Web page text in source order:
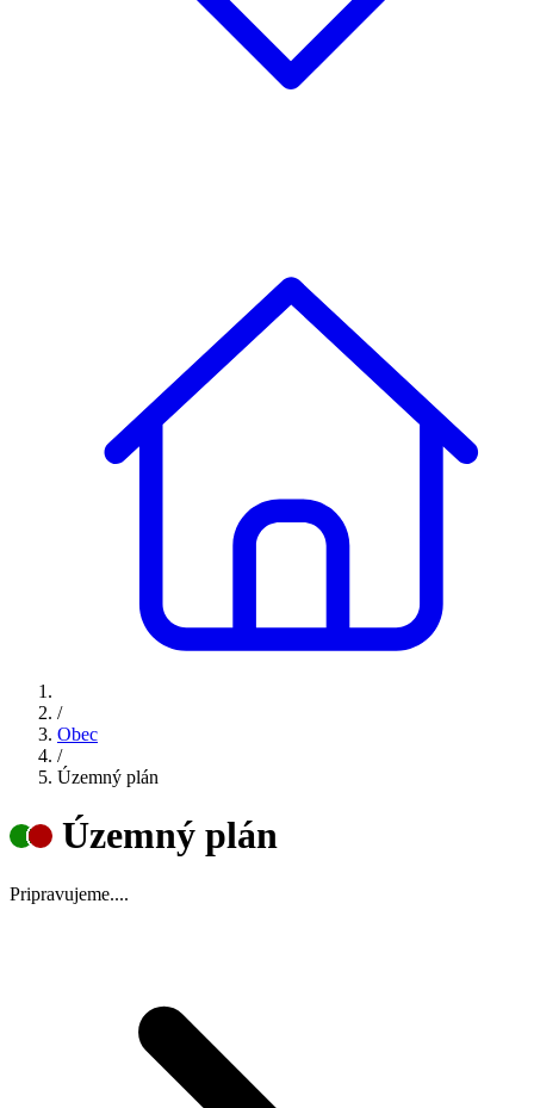
/
Obec
/
Územný plán
Územný plán
Pripravujeme....